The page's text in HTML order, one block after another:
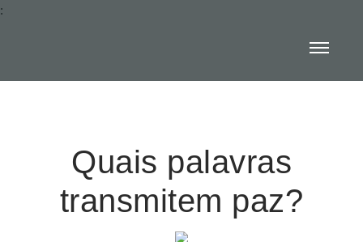
:
Quais palavras
transmitem paz?